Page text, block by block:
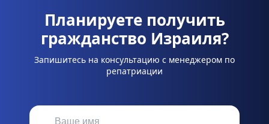
Планируете получить
гражданство Израиля?
Запишитесь на консультацию с менеджером по
репатриации